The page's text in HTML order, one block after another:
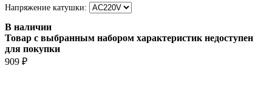
Напряжение катушки:
В наличии
Товар с выбранным набором характеристик недоступен
для покупки
909 ₽